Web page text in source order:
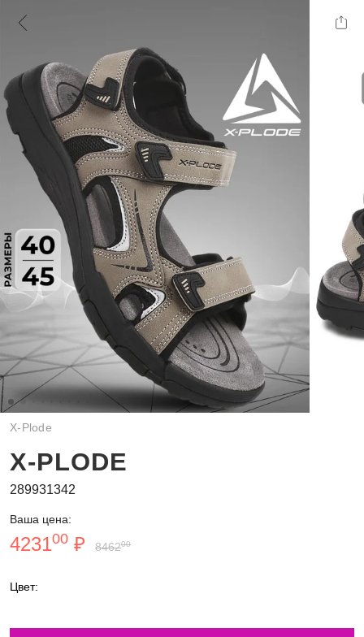
X-Plode
X-PLODE
289931342
Ваша цена:
423100 ₽ 846200
Цвет: